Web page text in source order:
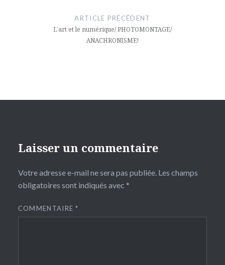
ARTICLE PRÉCÉDENT
L’art et le numérique/ PHOTOMONTAGE/
ANACHRONISME!
Laisser un commentaire
Votre adresse e-mail ne sera pas publiée. Les champs
obligatoires sont indiqués avec *
COMMENTAIRE*